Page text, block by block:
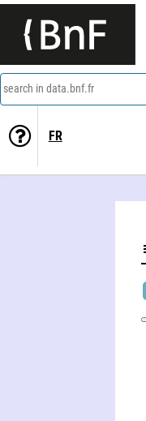
search in data.bnf.fr
FR